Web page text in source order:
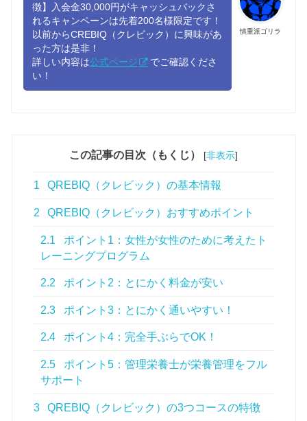
慎重派ゴリラ
徴】入会金30,000円がキャッシュバックさ
れるキャンペーンは先着200名様限定です！
以前からCREBIQ（クレビック）に興味があ
った方は是非！
詳しい内容は公式ページ
でご確認くださ
い！
この記事の目次（もくじ） [非表示]
1 QREBIQ（クレビック）の基本情報
2 QREBIQ（クレビック）おすすめポイント
2.1
ポイント1：女性が女性のために考えたト
レーニングプログラム
2.2 ポイント2：とにかく料金が安い
2.3 ポイント3：とにかく通いやすい！
2.4 ポイント4：完全手ぶらでOK！
2.5
ポイント5：管理栄養士が栄養管理をフル
サポート
3 QREBIQ（クレビック）の3つコースの特徴